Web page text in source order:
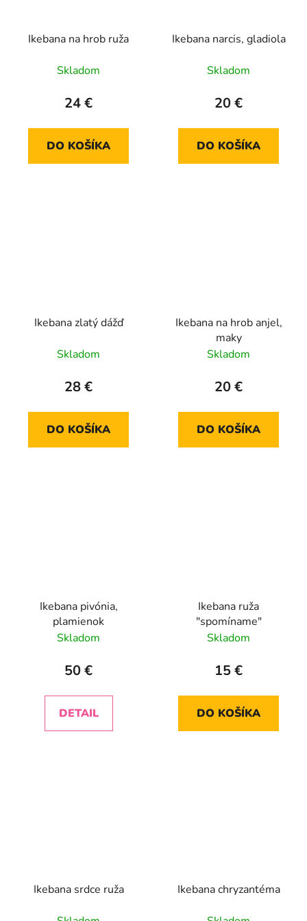
Ikebana na hrob ruža
Skladom
24 €
DO KOŠÍKA
Ikebana narcis, gladiola
Skladom
20 €
DO KOŠÍKA
Ikebana zlatý dážď
Skladom
28 €
DO KOŠÍKA
Ikebana na hrob anjel,
maky
Skladom
20 €
DO KOŠÍKA
Ikebana pivónia,
plamienok
Skladom
50 €
DETAIL
Ikebana ruža
"spomíname"
Skladom
15 €
DO KOŠÍKA
Ikebana srdce ruža Ikebana chryzantéma